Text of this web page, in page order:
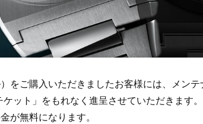
をご購入いただきましたお客様には、メン
ット」をもれなく進呈させていただきます。
が無料になります。